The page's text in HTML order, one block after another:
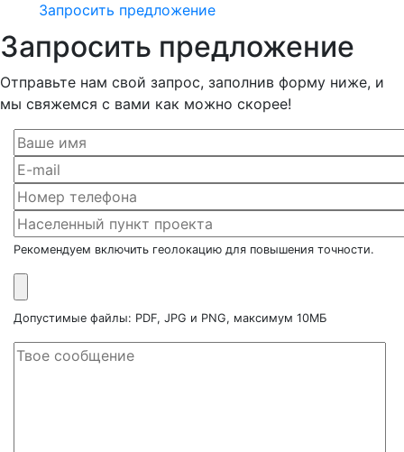
Запросить предложение
Запросить предложение
Отправьте нам свой запрос, заполнив форму ниже, и
мы свяжемся с вами как можно скорее!
Рекомендуем включить геолокацию для повышения точности.
Допустимые файлы: PDF, JPG и PNG, максимум 10МБ